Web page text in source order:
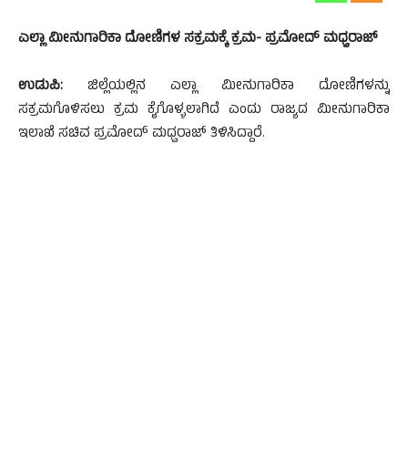
ಎಲ್ಲಾ ಮೀನುಗಾರಿಕಾ ದೋಣಿಗಳ ಸಕ್ರಮಕ್ಕೆ ಕ್ರಮ- ಪ್ರಮೋದ್ ಮಧ್ವರಾಜ್
ಉಡುಪಿ: ಜಿಲ್ಲೆಯಲ್ಲಿನ ಎಲ್ಲಾ ಮೀನುಗಾರಿಕಾ ದೋಣಿಗಳನ್ನು
ಸಕ್ರಮಗೊಳಿಸಲು ಕ್ರಮ ಕೈಗೊಳ್ಳಲಾಗಿದೆ ಎಂದು ರಾಜ್ಯದ ಮೀನುಗಾರಿಕಾ
ಇಲಾಖೆ ಸಚಿವ ಪ್ರಮೋದ್ ಮಧ್ವರಾಜ್ ತಿಳಿಸಿದ್ದಾರೆ.